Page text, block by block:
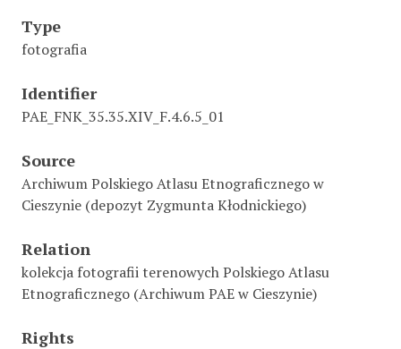
Type
fotografia
Identifier
PAE_FNK_35.35.XIV_F.4.6.5_01
Source
Archiwum Polskiego Atlasu Etnograficznego w
Cieszynie (depozyt Zygmunta Kłodnickiego)
Relation
kolekcja fotografii terenowych Polskiego Atlasu
Etnograficznego (Archiwum PAE w Cieszynie)
Rights